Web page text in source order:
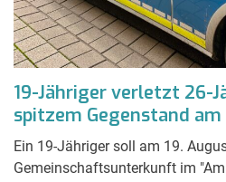
19-Jähriger verletzt 26-
spitzem Gegenstand am
Ein 19-Jähriger soll am 19.
Gemeinschaftsunterkunft im